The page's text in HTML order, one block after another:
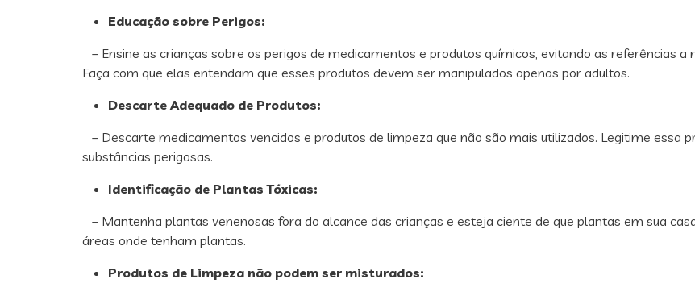
Educação sobre Perigos:
– Ensine as crianças sobre os perigos de medicamentos e produtos químicos, evitando as referências a
Faça com que elas entendam que esses produtos devem ser manipulados apenas por adultos.
Descarte Adequado de Produtos:
– Descarte medicamentos vencidos e produtos de limpeza que não são mais utilizados. Legitime essa
substâncias perigosas.
Identificação de Plantas Tóxicas:
– Mantenha plantas venenosas fora do alcance das crianças e esteja ciente de que plantas em sua
áreas onde tenham plantas.
Produtos de Limpeza não podem ser misturados: